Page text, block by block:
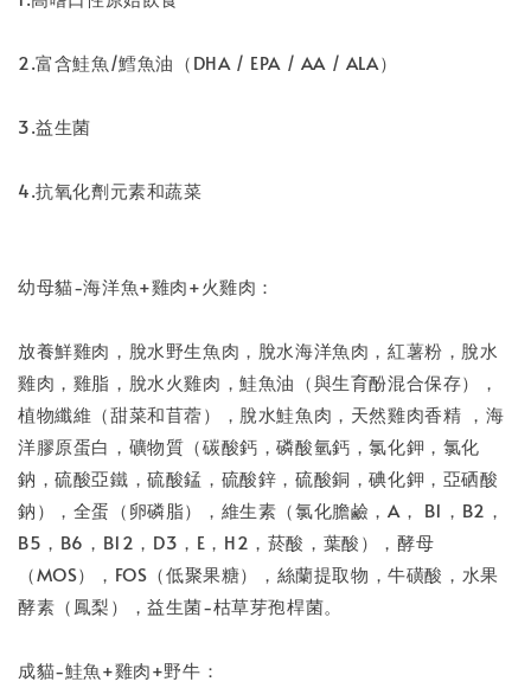
2.富含鮭魚/鱈魚油（DHA / EPA / AA / ALA）
3.益生菌
4.抗氧化劑元素和蔬菜
幼母貓-海洋魚+雞肉+火雞肉：
放養鮮雞肉，脫水野生魚肉，脫水海洋魚肉，紅薯粉，脫水
雞肉，雞脂，脫水火雞肉，鮭魚油（與生育酚混合保存），
植物纖維（甜菜和苜蓿），脫水鮭魚肉，天然雞肉香精 ，海
洋膠原蛋白，礦物質（碳酸鈣，磷酸氫鈣，氯化鉀，氯化
鈉，硫酸亞鐵，硫酸錳，硫酸鋅，硫酸銅，碘化鉀，亞硒酸
鈉），全蛋（卵磷脂），維生素（氯化膽鹼，A， B1，B2，
B5，B6，B12，D3，E，H2，菸酸，葉酸），酵母
（MOS），FOS（低聚果糖），絲蘭提取物，牛磺酸，水果
酵素（鳳梨），益生菌-枯草芽孢桿菌。
成貓-鮭魚+雞肉+野牛：